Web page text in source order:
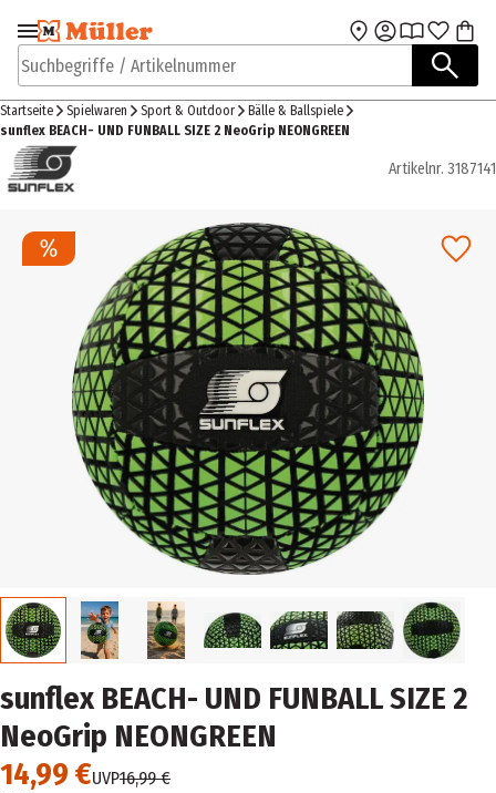
Zur Navigation
springen
Zum Hauptinhalt
Suchbegriffe / Artikelnummer
Startseite Spielwaren Sport & Outdoor
Bälle & Ballspiele
sunflex BEACH- UND FUNBALL SIZE 2 NeoGrip NEONGREEN
Artikelnr. 3187141
sunflex BEACH- UND FUNBALL SIZE 2
NeoGrip NEONGREEN
14,99 €UVP16,99 €